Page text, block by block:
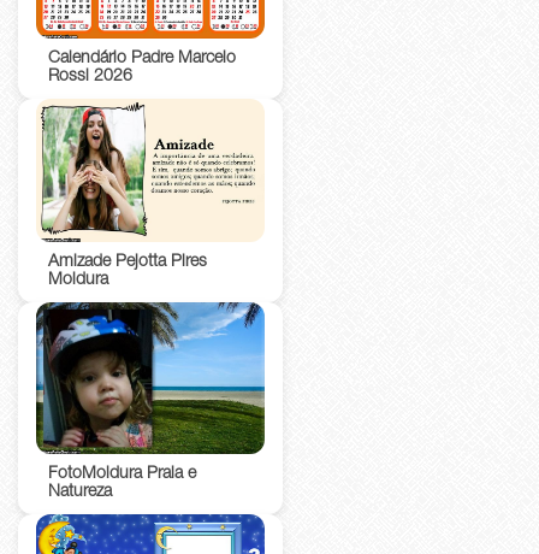
Calendário Padre Marcelo
Rossi 2026
Amizade Pejotta Pires
Moldura
FotoMoldura Praia e
Natureza